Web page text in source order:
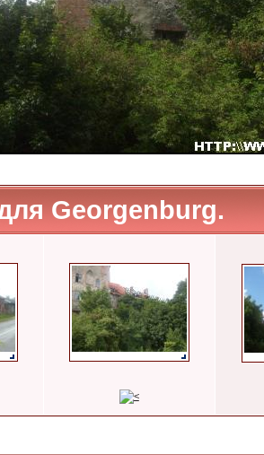
Georgenburg.